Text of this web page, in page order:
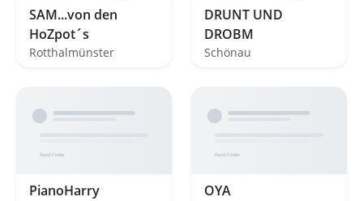
SAM...von den
HoZpot´s
Rotthalmünster
DRUNT UND
DROBM
Schönau
PianoHarry OYA